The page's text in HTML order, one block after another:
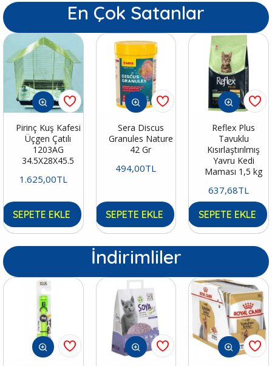
En Çok Satanlar
Pirinç Kuş Kafesi
Üçgen Çatılı
1203AG
34.5X28X45.5
1.625,00TL
SEPETE EKLE
Sera Discus
Granules Nature
42 Gr
494,00TL
SEPETE EKLE
Reflex Plus
Tavuklu
Kısırlaştırılmış
Yavru Kedi
Maması 1,5 kg
637,68TL
SEPETE EKLE
İndirimliler